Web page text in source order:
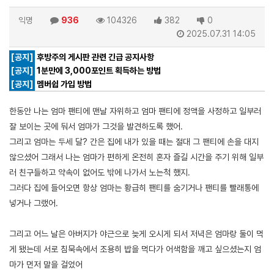
익명 936 104326 382
0
2025.07.31 14:05
[공지] 후방주의 게시판 관련 긴급 공지사항
[공지] 1분만에 3,000포인트 획득하는 방법
[공지]
멤버쉽 가입 방법
한동안 나는 엄마 팬티에 맨날 자위하고 엄마 팬티에 정액을 사정하고 일부러
잘 보이는 곳에 둬서 엄마가 그것을 발견하도록 했어.
그리고 엄마는 두세 달? 간은 집에 내가 있을 때는 절대 그 팬티에 손을 대지
않으셨어 그래서 나는 엄마가 편하게 온전히 혼자 즐길 시간을 주기 위해 일부
러 친구들하고 약속이 없어도 밖에 나가서 노는척 했지.
그러다 집에 들어오면 항상 엄마는 황급히 팬티를 숨기거나 팬티를 빨래통에
넣거나 그랬어.
그리고 어느 날은 아버지가 야근으로 늦게 오시게 되서 저녁은 엄마랑 둘이 먹
게 됐는데 서로 침묵속에서 조용히 밥을 먹다가 어색함을 깨고 싶으셨는지 엄
마가 먼저 말을 걸었어